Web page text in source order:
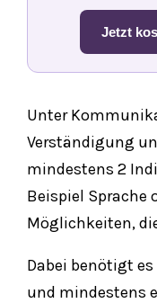
Jetzt
Unter
Verständigung
mindestens 2
Beispiel Sprache
Möglichkeiten,
Dabei benötigt
und mindestens